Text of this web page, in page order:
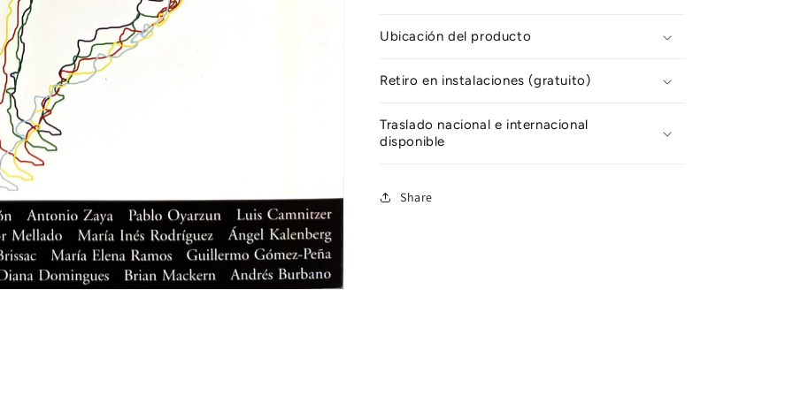
Ubicación del producto
Retiro en instalaciones (gratuito)
Traslado nacional e internacional
disponible
Share